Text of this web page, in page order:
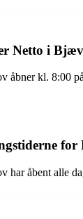
Netto i
åbner kl. 8:00
har åbent alle